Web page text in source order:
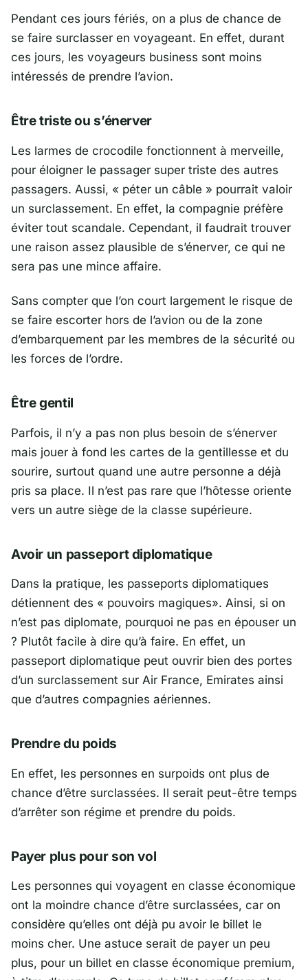
Pendant ces jours fériés, on a plus de chance de
se faire surclasser en voyageant. En effet, durant
ces jours, les voyageurs business sont moins
intéressés de prendre l’avion.
Être triste ou s’énerver
Les larmes de crocodile fonctionnent à merveille,
pour éloigner le passager super triste des autres
passagers. Aussi, « péter un câble » pourrait valoir
un surclassement. En effet, la compagnie préfère
éviter tout scandale. Cependant, il faudrait trouver
une raison assez plausible de s’énerver, ce qui ne
sera pas une mince affaire.
Sans compter que l’on court largement le risque de
se faire escorter hors de l’avion ou de la zone
d’embarquement par les membres de la sécurité ou
les forces de l’ordre.
Être gentil
Parfois, il n’y a pas non plus besoin de s’énerver
mais jouer à fond les cartes de la gentillesse et du
sourire, surtout quand une autre personne a déjà
pris sa place. Il n’est pas rare que l’hôtesse oriente
vers un autre siège de la classe supérieure.
Avoir un passeport diplomatique
Dans la pratique, les passeports diplomatiques
détiennent des « pouvoirs magiques». Ainsi, si on
n’est pas diplomate, pourquoi ne pas en épouser un
? Plutôt facile à dire qu’à faire. En effet, un
passeport diplomatique peut ouvrir bien des portes
d’un surclassement sur Air France, Emirates ainsi
que d’autres compagnies aériennes.
Prendre du poids
En effet, les personnes en surpoids ont plus de
chance d’être surclassées. Il serait peut-être temps
d’arrêter son régime et prendre du poids.
Payer plus pour son vol
Les personnes qui voyagent en classe économique
ont la moindre chance d’être surclassées, car on
considère qu’elles ont déjà pu avoir le billet le
moins cher. Une astuce serait de payer un peu
plus, pour un billet en classe économique premium,